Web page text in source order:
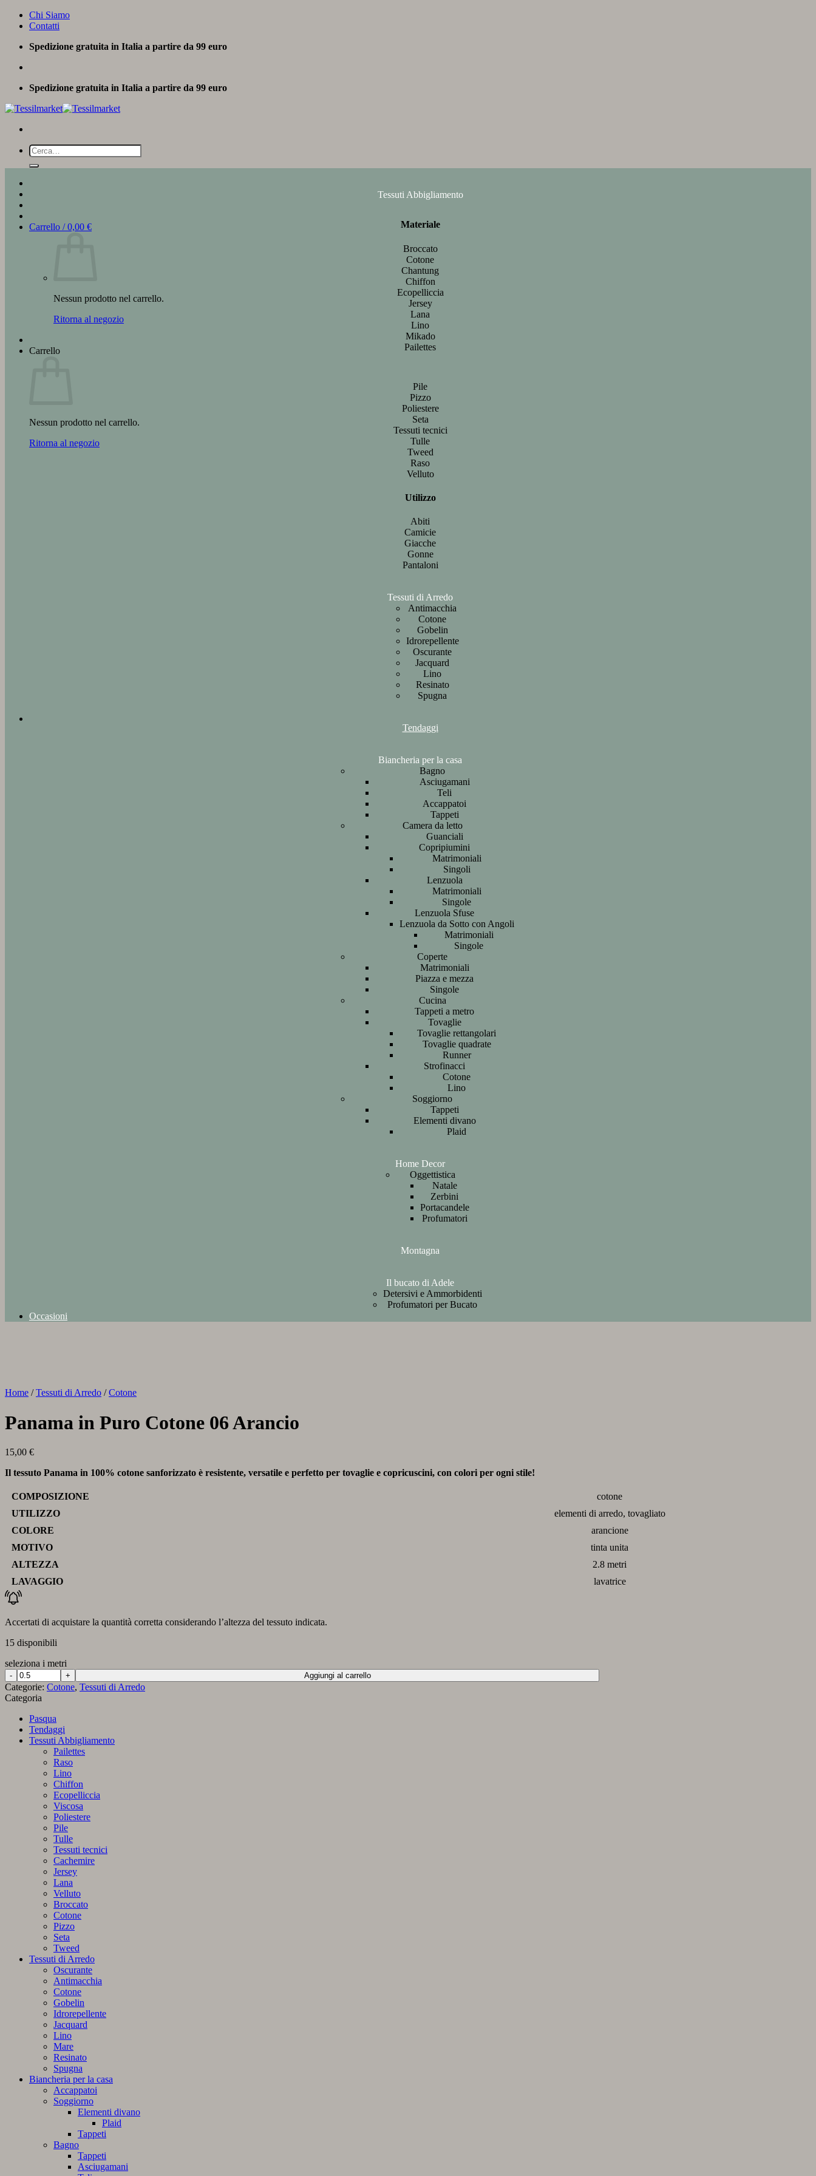
Salta
Chi Siamo
Contatti
Spedizione gratuita in Italia a partire da 99 euro
Spedizione gratuita in Italia a partire da 99 euro
Cerca:
Carrello /0,00 €
Nessun prodotto nel carrello.
Ritorna al negozio
Carrello
Nessun prodotto nel carrello.
Ritorna al negozio
Tessuti Abbigliamento
Materiale
Broccato
Cotone
Chantung
Chiffon
Ecopelliccia
Jersey
Lana
Lino
Mikado
Pailettes
Pile
Pizzo
Poliestere
Seta
Tessuti tecnici
Tulle
Tweed
Raso
Velluto
Utilizzo
Abiti
Camicie
Giacche
Gonne
Pantaloni
Tessuti di Arredo
Antimacchia
Cotone
Gobelin
Idrorepellente
Oscurante
Jacquard
Lino
Resinato
Spugna
Tendaggi
Biancheria per la casa
Bagno
Asciugamani
Teli
Accappatoi
Tappeti
Camera da letto
Guanciali
Copripiumini
Matrimoniali
Singoli
Lenzuola
Matrimoniali
Singole
Lenzuola Sfuse
Lenzuola da Sotto con Angoli
Matrimoniali
Singole
Coperte
Matrimoniali
Piazza e mezza
Singole
Cucina
Tappeti a metro
Tovaglie
Tovaglie rettangolari
Tovaglie quadrate
Runner
Strofinacci
Cotone
Lino
Soggiorno
Tappeti
Elementi divano
Plaid
Home Decor
Oggettistica
Natale
Zerbini
Portacandele
Profumatori
Montagna
Il bucato di Adele
Detersivi e Ammorbidenti
Profumatori per Bucato
Occasioni
Home / Tessuti di Arredo / Cotone
Panama in Puro Cotone 06 Arancio
15,00 €
Il tessuto Panama in 100% cotone sanforizzato è resistente, versatile e perfetto per tovaglie e copricuscini, con colori per ogni stile!
COMPOSIZIONE
cotone
UTILIZZO
elementi di arredo, tovagliato
COLORE
arancione
MOTIVO
tinta unita
ALTEZZA
2.8 metri
LAVAGGIO
lavatrice
Accertati di acquistare la quantità corretta considerando l’altezza del tessuto indicata.
15 disponibili
seleziona i metri
Panama
in
Puro
Cotone
Arancio
quantità
Aggiungi al carrello
Categorie: Cotone, Tessuti di Arredo
Categoria
Pasqua
Tendaggi
Tessuti Abbigliamento
Pailettes
Raso
Lino
Chiffon
Ecopelliccia
Viscosa
Poliestere
Pile
Tulle
Tessuti tecnici
Cachemire
Jersey
Lana
Velluto
Broccato
Cotone
Pizzo
Seta
Tweed
Tessuti di Arredo
Oscurante
Antimacchia
Cotone
Gobelin
Idrorepellente
Jacquard
Lino
Mare
Resinato
Spugna
Biancheria per la casa
Accappatoi
Soggiorno
Elementi divano
Plaid
Tappeti
Bagno
Tappeti
Asciugamani